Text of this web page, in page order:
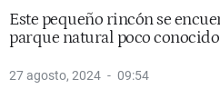
Este pequeño rincón se
parque natural poco conocido
27 agosto, 2024 09:54